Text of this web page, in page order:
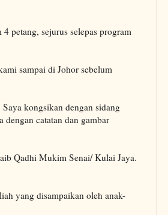
petang, sejurus selepas program
sampai di Johor sebelum
kongsikan dengan sidang
dengan catatan dan gambar
Qadhi Mukim Senai/ Kulai Jaya.
yang disampaikan oleh anak-